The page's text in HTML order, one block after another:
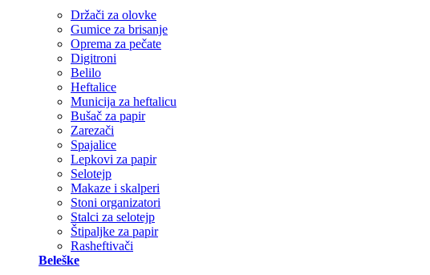
Držači za olovke
Gumice za brisanje
Oprema za pečate
Digitroni
Belilo
Heftalice
Municija za heftalicu
Bušač za papir
Zarezači
Spajalice
Lepkovi za papir
Selotejp
Makaze i skalperi
Stoni organizatori
Stalci za selotejp
Štipaljke za papir
Rasheftivači
Beleške